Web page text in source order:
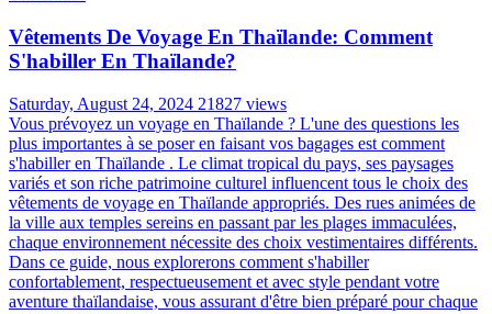
ASSISTANCE DISPONIBLE 24/7
Toujours en ligne pour une assistance 24/7
Articles les plus lus